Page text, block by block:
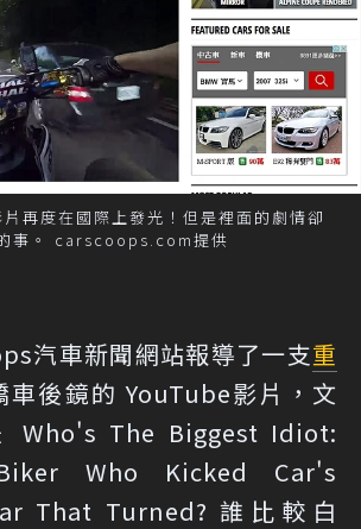
再度在國際上發光！但是裡面的劇情卻
事。 carscoops.com提供
汽車新聞網站報導了一支重
車後鏡的 YouTube影片，文
Who's The Biggest Idiot:
Who Kicked Car's
That Turned? 誰比較白